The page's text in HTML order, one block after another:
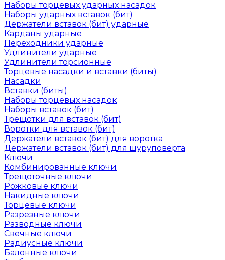
Наборы торцевых ударных насадок
Наборы ударных вставок (бит)
Держатели вставок (бит) ударные
Карданы ударные
Переходники ударные
Удлинители ударные
Удлинители торсионные
Торцевые насадки и вставки (биты)
Насадки
Вставки (биты)
Наборы торцевых насадок
Наборы вставок (бит)
Трещотки для вставок (бит)
Воротки для вставок (бит)
Держатели вставок (бит) для воротка
Держатели вставок (бит) для шуруповерта
Ключи
Комбинированные ключи
Трещоточные ключи
Рожковые ключи
Накидные ключи
Торцевые ключи
Разрезные ключи
Разводные ключи
Свечные ключи
Радиусные ключи
Балонные ключи